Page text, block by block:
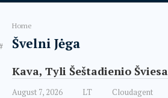
Home
Švelni Jėga
Kava, Tyli Šeštadienio Šviesa
August 7, 2026 LT Cloudagent